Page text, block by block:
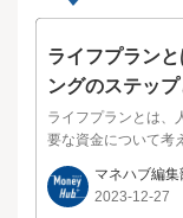
ライフプラン
ングのステッ
解説
ライフプランとは、
要な資金について考
なる資金がどのくら
がわかります。本記
性や人生の3大支出
マネハブ編集
2023-12-27